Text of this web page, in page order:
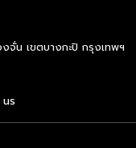
ตร์และเทคโนโลยี
กรรมการสำนักงานส่ง
รรมการแพทย์และสุข
ด้กำหนดให้สุขภาวะ
จั่น เขตบางกะปิ กรุงเทพฯ